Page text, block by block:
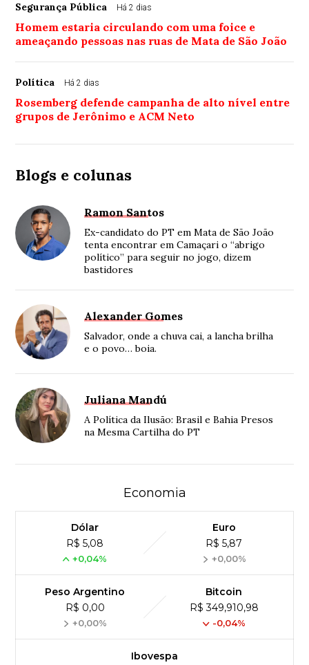
Segurança Pública Há 2 dias
Homem estaria circulando com uma foice e
ameaçando pessoas nas ruas de Mata de São João
Política Há 2 dias
Rosemberg defende campanha de alto nível entre
grupos de Jerônimo e ACM Neto
Blogs e colunas
Ramon Santos
Ex-candidato do PT em Mata de São João
tenta encontrar em Camaçari o “abrigo
político” para seguir no jogo, dizem
bastidores
Alexander Gomes
Salvador, onde a chuva cai, a lancha brilha
e o povo… boia.
Juliana Mandú
A Política da Ilusão: Brasil e Bahia Presos
na Mesma Cartilha do PT
Economia
Dólar
R$ 5,08
+0,04%
Euro
R$ 5,87
+0,00%
Peso Argentino
R$ 0,00
+0,00%
Bitcoin
R$ 349,910,98
-0,04%
Ibovespa